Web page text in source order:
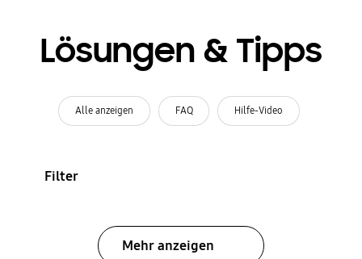
Lösungen & Tipps
Alle anzeigen FAQ Hilfe-Video
Filter
Mehr anzeigen